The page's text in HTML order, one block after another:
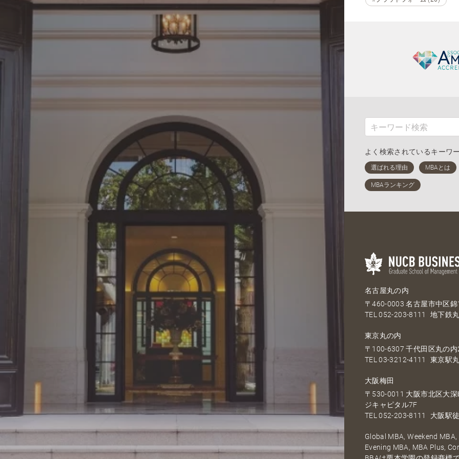
よく検索されているキーワ
名古屋丸の内
〒460-0003 名古屋市中区
TEL052-203-8111 地下鉄
東京丸の内
〒100-6307 千代田区丸の
TEL03-3212-4111 東京駅
大阪梅田
〒530-0011 大阪市北区大
ジキャピタル7F
TEL052-203-8111 大阪駅
Global MBA, Weekend
Evening MBA, MBA Plus,